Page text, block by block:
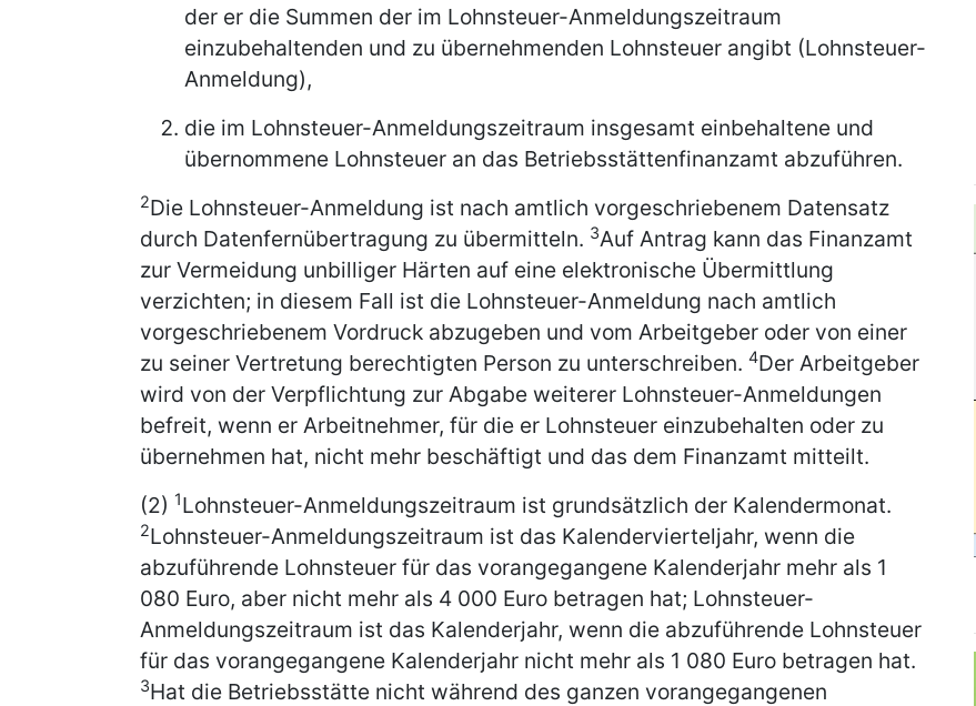
der er die Summen der im Lohnsteuer-Anmeldungszeitraum
einzubehaltenden und zu übernehmenden Lohnsteuer angibt (Lohnsteuer-
Anmeldung),
die im Lohnsteuer-Anmeldungszeitraum insgesamt einbehaltene und
übernommene Lohnsteuer an das Betriebsstättenfinanzamt abzuführen.
2Die Lohnsteuer-Anmeldung ist nach amtlich vorgeschriebenem Datensatz
durch Datenfernübertragung zu übermitteln. 3Auf Antrag kann das Finanzamt
zur Vermeidung unbilliger Härten auf eine elektronische Übermittlung
verzichten; in diesem Fall ist die Lohnsteuer-Anmeldung nach amtlich
vorgeschriebenem Vordruck abzugeben und vom Arbeitgeber oder von einer
zu seiner Vertretung berechtigten Person zu unterschreiben. 4Der Arbeitgeber
wird von der Verpflichtung zur Abgabe weiterer Lohnsteuer-Anmeldungen
befreit, wenn er Arbeitnehmer, für die er Lohnsteuer einzubehalten oder zu
übernehmen hat, nicht mehr beschäftigt und das dem Finanzamt mitteilt.
(2) 1Lohnsteuer-Anmeldungszeitraum ist grundsätzlich der Kalendermonat.
2Lohnsteuer-Anmeldungszeitraum ist das Kalendervierteljahr, wenn die
abzuführende Lohnsteuer für das vorangegangene Kalenderjahr mehr als 1
080 Euro, aber nicht mehr als 4 000 Euro betragen hat; Lohnsteuer-
Anmeldungszeitraum ist das Kalenderjahr, wenn die abzuführende Lohnsteuer
für das vorangegangene Kalenderjahr nicht mehr als 1 080 Euro betragen hat.
3Hat die Betriebsstätte nicht während des ganzen vorangegangenen